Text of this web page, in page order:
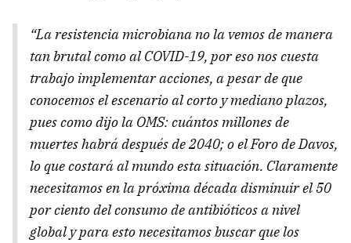
“La resistencia microbiana no la vemos de manera
tan brutal como al COVID-19, por eso nos cuesta
trabajo implementar acciones, a pesar de que
conocemos el escenario al corto y mediano plazos,
pues como dijo la OMS: cuántos millones de
muertes habrá después de 2040; o el Foro de Davos,
lo que costará al mundo esta situación. Claramente
necesitamos en la próxima década disminuir el 50
por ciento del consumo de antibióticos a nivel
global y para esto necesitamos buscar que los